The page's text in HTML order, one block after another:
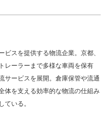
スを提供する物流企業。京都、
レーラーまで多様な車両を保有
サービスを展開。倉庫保管や流通
体を支える効率的な物流の仕組み
ている。